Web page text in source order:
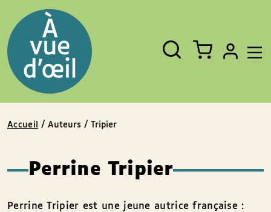
Fermer
Rechercher
un
livre,
un
auteur,
un
EAN
Accueil / Auteurs / Tripier
Perrine Tripier
Perrine Tripier est une jeune autrice française :